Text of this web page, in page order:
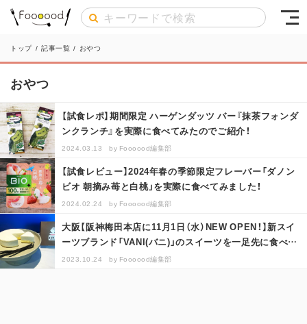
トップ / 記事一覧 / おやつ
おやつ
【試食レポ】期間限定 ハーゲンダッツ バー『抹茶フォンダ
ンクランチ』を実際に食べてみたのでご紹介！
2024.03.13 by Foooood編集部
【試食レビュー】2024年春の季節限定フレーバー「ダノン
ビオ 朝摘み苺と白桃」を実際に食べてみました！
2024.02.24 by Foooood編集部
大阪【阪神梅田本店に11月1日（水）NEW OPEN！】新スイ
ーツブランド「VANI(バニ)」のスイーツを一足先に食べ比
べてみまし…
2023.10.24 by Foooood編集部